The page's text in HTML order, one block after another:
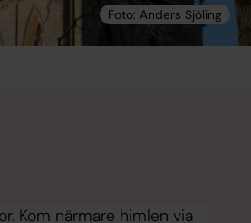
Kom närmare himlen via